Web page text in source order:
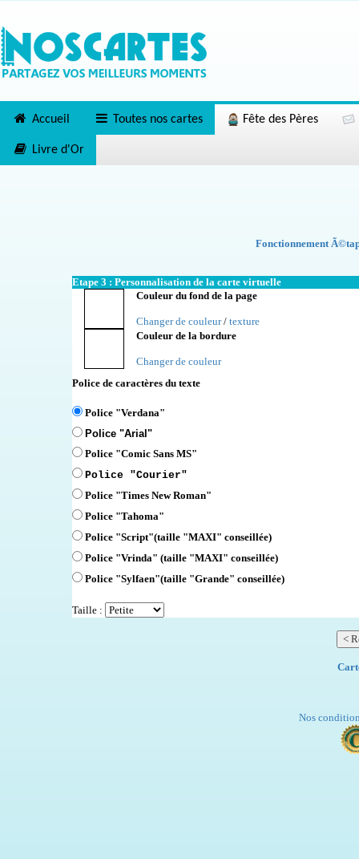
Accueil Toutes nos cartes Fête des Pères
Livre d'Or
Fonctionnement
Etape 3 : Personnalisation de la carte virtuelle
Couleur du fond de la page
Changer de couleur/ texture
Couleur de la bordure
Changer de couleur
Police de caractères du texte
Police "Verdana"
Police "Arial"
Police "Comic Sans MS"
Police "Courier"
Police "Times New Roman"
Police "Tahoma"
Police "Script"(taille "MAXI" conseillée)
Police "Vrinda" (taille "MAXI" conseillée)
Police "Sylfaen"(taille "Grande" conseillée)
Taille :
Nos